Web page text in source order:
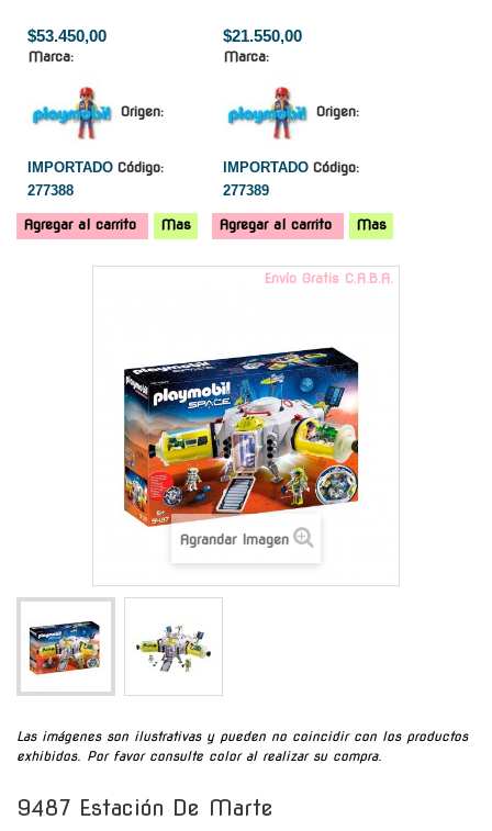
$53.450,00
Marca:
Origen:
IMPORTADO Código:
277388
Agregar al carrito Mas
$21.550,00
Marca:
Origen:
IMPORTADO Código:
277389
Agregar al carrito Mas
Envío Gratis C.A.B.A.
Agrandar Imagen
Las imágenes son ilustrativas y pueden no coincidir con los productos
exhibidos. Por favor consulte color al realizar su compra.
9487 Estación De Marte